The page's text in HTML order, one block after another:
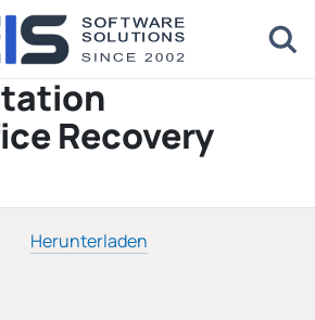
Recovery
Herunterladen